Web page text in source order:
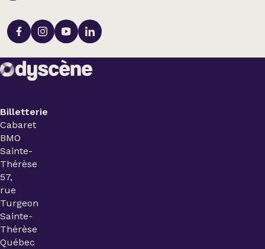
Billetterie
Cabaret
BMO
Sainte-
Thérèse
57,
rue
Turgeon
Sainte-
Thérèse
Québec